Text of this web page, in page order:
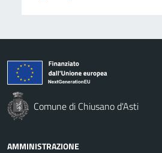
Comune di Chiusano d'Asti
AMMINISTRAZIONE